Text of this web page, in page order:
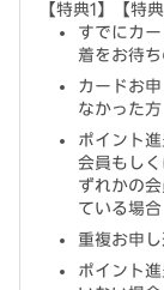
【特典1】【特典
すでにカ
着をお待ち
カードお
なかった方
ポイント
会員もし
ずれかの
ている場合
重複お申
ポイント